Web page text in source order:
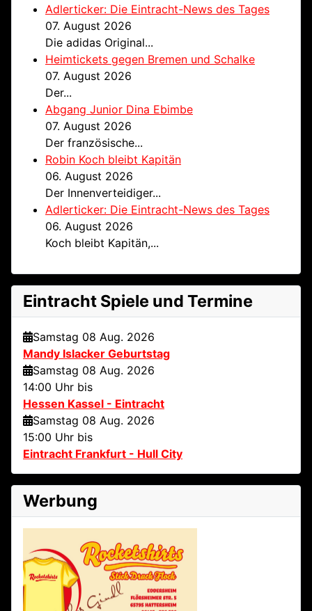
Adlerticker: Die Eintracht-News des Tages
07. August 2026
Die adidas Original...
Heimtickets gegen Bremen und Schalke
07. August 2026
Der...
Abgang Junior Dina Ebimbe
07. August 2026
Der französische...
Robin Koch bleibt Kapitän
06. August 2026
Der Innenverteidiger...
Adlerticker: Die Eintracht-News des Tages
06. August 2026
Koch bleibt Kapitän,...
Eintracht Spiele und Termine
Samstag 08 Aug. 2026
Mandy Islacker Geburtstag
Samstag 08 Aug. 2026
14:00 Uhr bis
Hessen Kassel - Eintracht
Samstag 08 Aug. 2026
15:00 Uhr bis
Eintracht Frankfurt - Hull City
Werbung